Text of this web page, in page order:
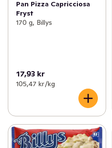
Pan Pizza Capricciosa
Fryst
170 g, Billys
17,93 kr
105,47 kr /kg